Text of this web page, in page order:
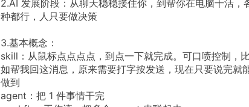
2.AI 发展阶段：从聊天稳稳接住你，到帮你在电脑干活，
种都行，人只要做决策
3.基本概念：
skill：从鼠标点点点点，到点一下就完成。可口喷控制，比
如帮我回这消息，原来需要打字按发送，现在只要说完就
做到
agent：把 1 件事情干完